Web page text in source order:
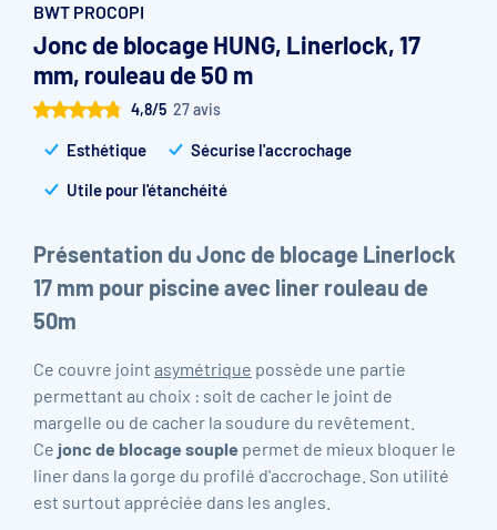
BWT PROCOPI
Jonc de blocage HUNG, Linerlock, 17
mm, rouleau de 50 m
4,8/5 27 avis
Esthétique
Sécurise l'accrochage
Utile pour l'étanchéité
Présentation du Jonc de blocage Linerlock
17 mm pour piscine avec liner rouleau de
50m
Ce couvre joint asymétrique possède une partie
permettant au choix : soit de cacher le joint de
margelle ou de cacher la soudure du revêtement.
Ce jonc de blocage souple permet de mieux bloquer le
liner dans la gorge du profilé d'accrochage. Son utilité
est surtout appréciée dans les angles.